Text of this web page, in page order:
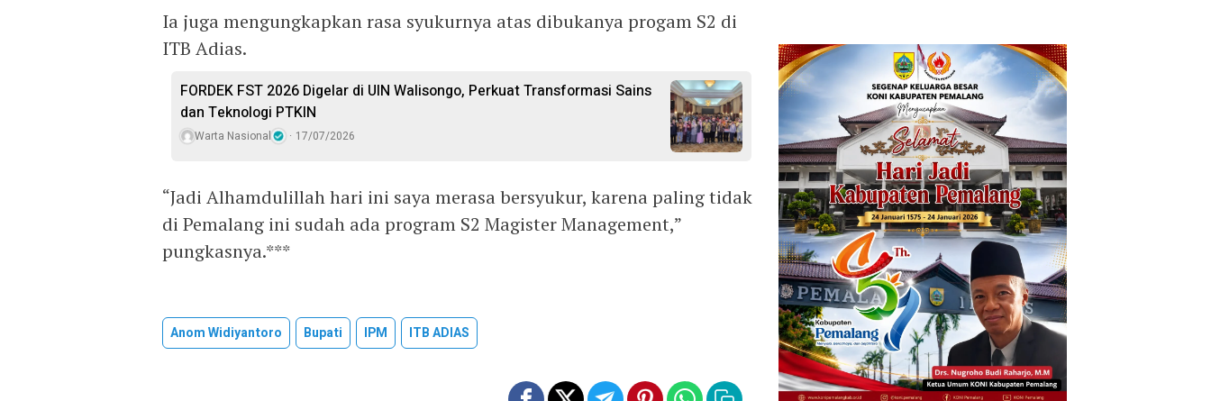
Ia juga mengungkapkan rasa syukurnya atas dibukanya progam S2 di
ITB Adias.
FORDEK FST 2026 Digelar di UIN Walisongo, Perkuat Transformasi Sains
dan Teknologi PTKIN
Warta Nasional 17/07/2026
“Jadi Alhamdulillah hari ini saya merasa bersyukur, karena paling tidak
di Pemalang ini sudah ada program S2 Magister Management,”
pungkasnya.***
Anom Widiyantoro Bupati IPM ITB ADIAS